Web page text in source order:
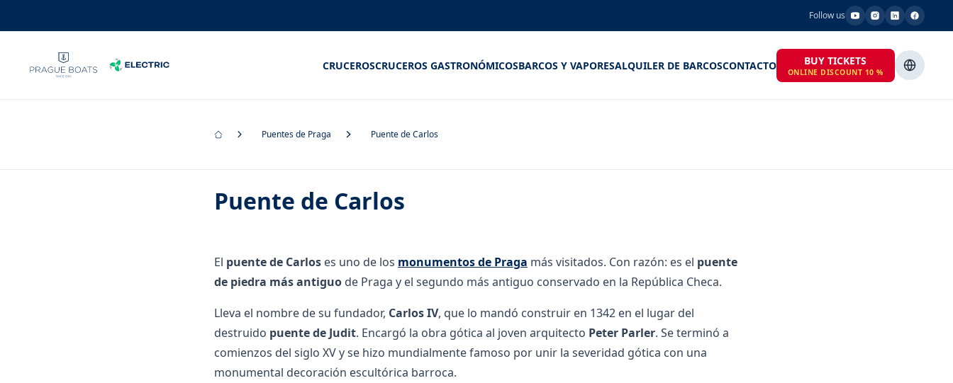
Follow us
CRUCEROSCRUCEROS GASTRONÓMICOSBARCOS Y VAPORESALQUILER DE BARCOSCONTACTO BUY TICKETS
ONLINE DISCOUNT 10 %
Puentes de Praga Puente de Carlos
Puente de Carlos
El puente de Carlos es uno de los monumentos de Praga más visitados. Con razón: es el puente
de piedra más antiguo de Praga y el segundo más antiguo conservado en la República Checa.
Lleva el nombre de su fundador, Carlos IV, que lo mandó construir en 1342 en el lugar del
destruido puente de Judit. Encargó la obra gótica al joven arquitecto Peter Parler. Se terminó a
comienzos del siglo XV y se hizo mundialmente famoso por unir la severidad gótica con una
monumental decoración escultórica barroca.